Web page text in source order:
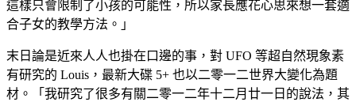
這樣只會限制了小孩的可能性，所以家長應花心思來想一套適
合子女的教學方法。」
末日論是近來人人也掛在口邊的事，對 UFO 等超自然現象素
有研究的 Louis，最新大碟 5+ 也以二零一二世界大變化為題
材。「我研究了很多有關二零一二年十二月廿一日的說法，其